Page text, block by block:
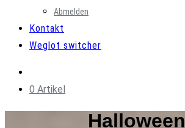
Abmelden
Kontakt
Weglot switcher
0 Artikel
Halloween